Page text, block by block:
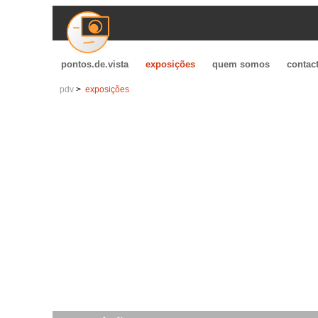
pontos.de.vista exposições quem somos
pdv exposições